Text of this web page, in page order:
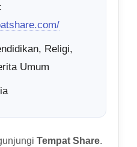
Religi,
Umum
Tempat Share.